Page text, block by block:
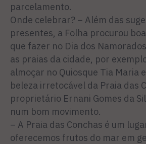
parcelamento.
Onde celebrar? – Além das
presentes, a Folha procurou
que fazer no Dia dos
as praias da cidade, por
almoçar no Quiosque Tia Maria
beleza irretocável da Praia das
proprietário Ernani Gomes da
num bom movimento.
– A Praia das Conchas é um
oferecemos frutos do mar em